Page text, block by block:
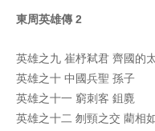
東周英雄傳 2
英雄之九 崔杼弒君 齊國的
英雄之十 中國兵聖 孫子
英雄之十一 窮刺客 鉏麑
英雄之十二 刎頸之交 藺相